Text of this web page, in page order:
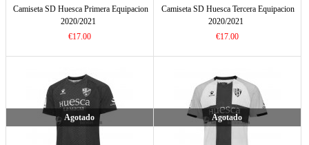
Camiseta SD Huesca Primera Equipacion
2020/2021
€17.00
Camiseta SD Huesca Tercera Equipacion
2020/2021
€17.00
Agotado Agotado